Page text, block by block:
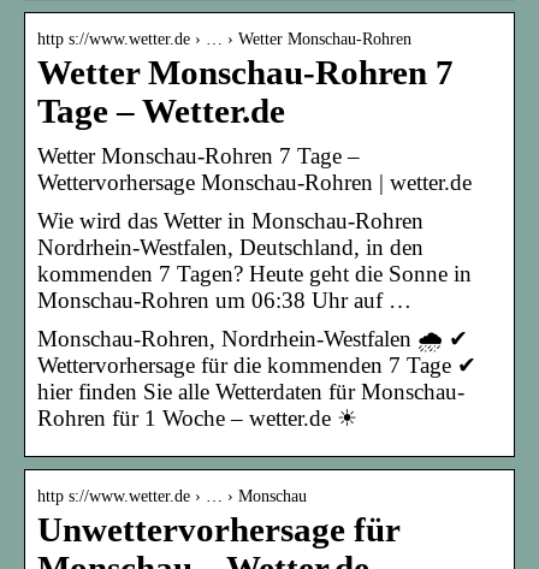
http s://www.wetter.de › … › Wetter Monschau-Rohren
Wetter Monschau-Rohren 7
Tage – Wetter.de
Wetter Monschau-Rohren 7 Tage –
Wettervorhersage Monschau-Rohren | wetter.de
Wie wird das Wetter in Monschau-Rohren
Nordrhein-Westfalen, Deutschland, in den
kommenden 7 Tagen? Heute geht die Sonne in
Monschau-Rohren um 06:38 Uhr auf …
Monschau-Rohren, Nordrhein-Westfalen 🌧️ ✔
Wettervorhersage für die kommenden 7 Tage ✔
hier finden Sie alle Wetterdaten für Monschau-
Rohren für 1 Woche – wetter.de ☀
http s://www.wetter.de › … › Monschau
Unwettervorhersage für